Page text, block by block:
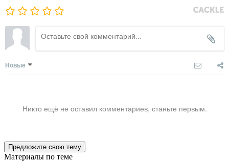
Новые
Никто ещё не оставил комментариев, станьте первым.
Предложите свою тему
Материалы по теме